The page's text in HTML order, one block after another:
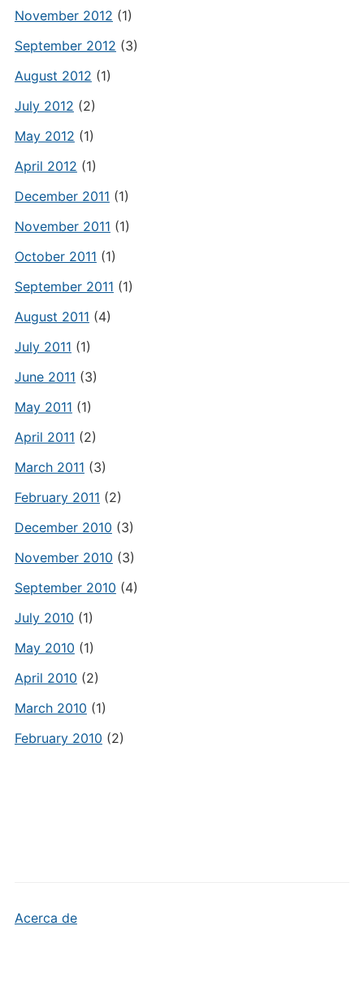
November 2012 (1)
September 2012 (3)
August 2012 (1)
July 2012 (2)
May 2012 (1)
April 2012 (1)
December 2011 (1)
November 2011 (1)
October 2011 (1)
September 2011 (1)
August 2011 (4)
July 2011 (1)
June 2011 (3)
May 2011 (1)
April 2011 (2)
March 2011 (3)
February 2011 (2)
December 2010 (3)
November 2010 (3)
September 2010 (4)
July 2010 (1)
May 2010 (1)
April 2010 (2)
March 2010 (1)
February 2010 (2)
Acerca de